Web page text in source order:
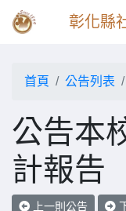
彰化縣
首頁 公告列表
公告本
計報告
上一則公告